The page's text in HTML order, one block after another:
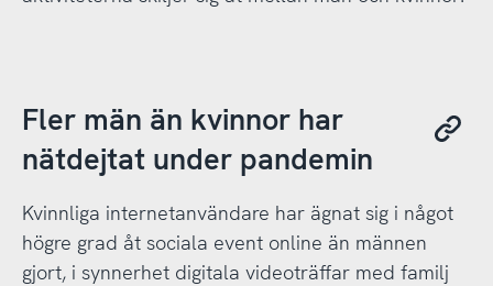
Fler män än kvinnor har
nätdejtat under pandemin
Kvinnliga internetanvändare har ägnat sig i något
högre grad åt sociala event online än männen
gjort, i synnerhet digitala videoträffar med familj